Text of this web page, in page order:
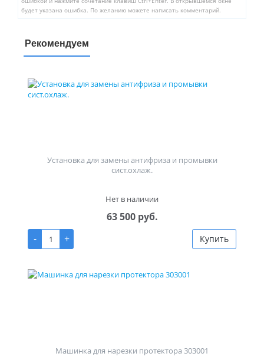
будет указана ошибка. По желанию можете написать комментарий.
Рекомендуем
Установка для замены антифриза и промывки
сист.охлаж.
Нет в наличии
63 500 руб.
-
+ Купить
Машинка для нарезки протектора 303001